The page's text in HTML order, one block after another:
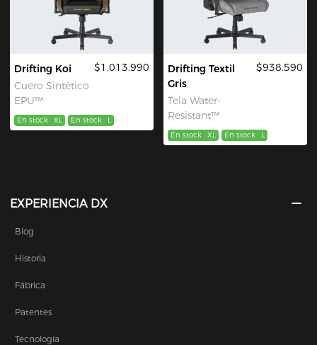
Drifting Koi
Cuero Sintético
EPU™
$1.013.990
En stock XL En stock L
Drifting Textil
Gris
Tela Water-
Resistant™
$938.590
En stock XL En stock L
EXPERIENCIA DX
Blog
Historia
Fábrica
Patentes
Tecnología